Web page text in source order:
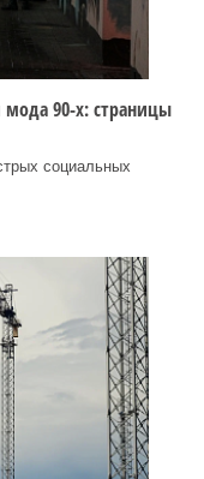
90-х: страницы
социальных